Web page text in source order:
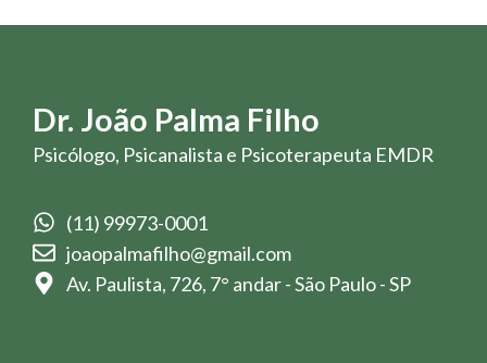
Dr. João Palma Filho
Psicólogo, Psicanalista e Psicoterapeuta EMDR
(11) 99973-0001
joaopalmafilho@gmail.com
Av. Paulista, 726, 7° andar - São Paulo - SP